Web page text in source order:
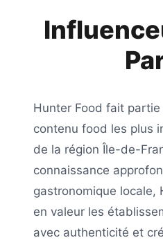
Hunter Food fait partie
contenu food les plus
de la région Île-de-
connaissance
gastronomique locale,
en valeur les
avec authenticité et